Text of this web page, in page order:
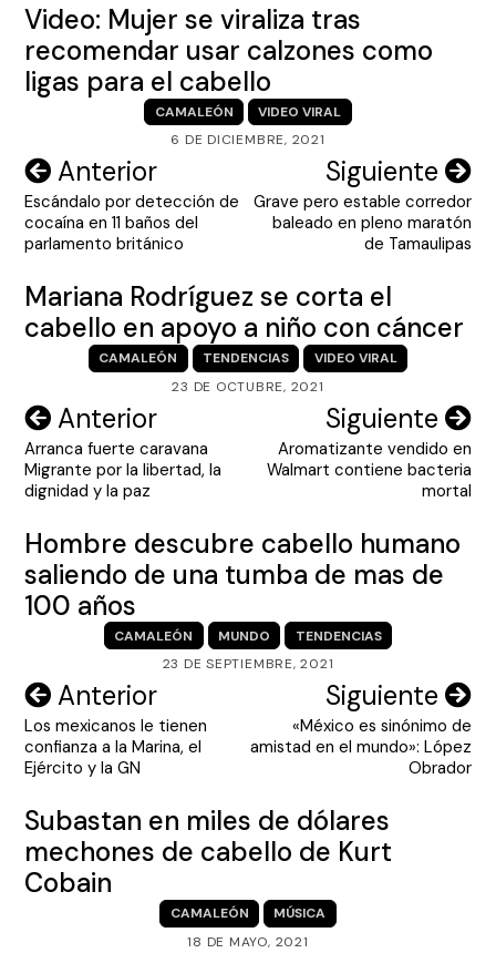
Video: Mujer se viraliza tras
recomendar usar calzones como
ligas para el cabello
CAMALEÓN
VIDEO VIRAL
6 DE DICIEMBRE, 2021
Navegación
de
entradas
Anterior
Escándalo por detección de
cocaína en 11 baños del
parlamento británico
Siguiente
Grave pero estable corredor
baleado en pleno maratón
de Tamaulipas
Mariana Rodríguez se corta el
cabello en apoyo a niño con cáncer
CAMALEÓN TENDENCIAS
VIDEO VIRAL
23 DE OCTUBRE, 2021
Navegación
de
entradas
Anterior
Arranca fuerte caravana
Migrante por la libertad, la
dignidad y la paz
Siguiente
Aromatizante vendido en
Walmart contiene bacteria
mortal
Hombre descubre cabello humano
saliendo de una tumba de mas de
100 años
CAMALEÓN MUNDO
TENDENCIAS
23 DE SEPTIEMBRE, 2021
Navegación
de
entradas
Anterior
Los mexicanos le tienen
confianza a la Marina, el
Ejército y la GN
Siguiente
«México es sinónimo de
amistad en el mundo»: López
Obrador
Subastan en miles de dólares
mechones de cabello de Kurt
Cobain
CAMALEÓN
MÚSICA
18 DE MAYO, 2021